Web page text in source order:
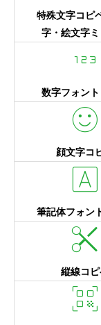
特殊文字コピ
字・絵文字
123
数字フォン
sentiment_satisfied
顔文字コ
font_download
筆記体フォン
content_cut
縦線コ
qr_code_scanner